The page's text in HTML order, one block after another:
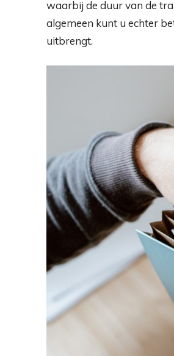
waarbij de duur van de
algemeen kunt u echter
uitbrengt.